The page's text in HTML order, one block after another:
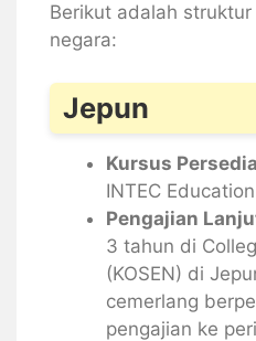
Berikut adalah
negara:
Jepun
Kursus
INTEC
Pengajian
3 tahun di
(KOSEN) di
cemerlang
pengajian ke